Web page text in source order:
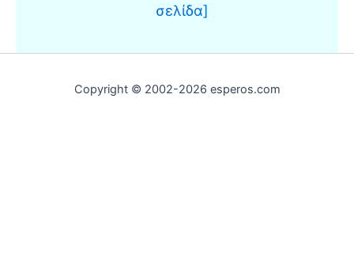
σελίδα]
Copyright © 2002-2026 esperos.com